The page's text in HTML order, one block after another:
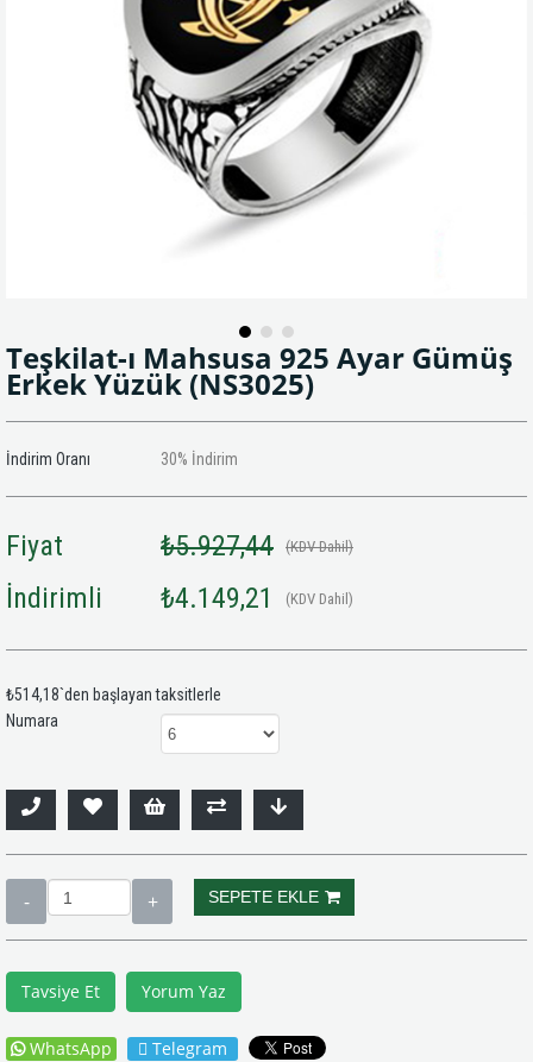
Teşkilat-ı Mahsusa 925 Ayar Gümüş
Erkek Yüzük (NS3025)
İndirim Oranı %
30 İndirim
Fiyat ₺5.927,44 (KDV Dahil)
İndirimli ₺4.149,21 (KDV Dahil)
₺514,18`den başlayan taksitlerle
Numara
Tavsiye Et Yorum Yaz
WhatsApp Telegram